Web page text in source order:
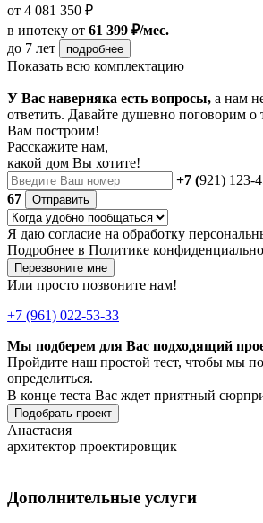
от 4 081 350 ₽
в ипотеку от 61 399 ₽/мес.
до 7 лет
подробнее
Показать всю комплектацию
У Вас наверняка есть вопросы, а нам
ответить. Давайте душевно поговорим
Вам построим!
Расскажите нам,
какой дом Вы хотите!
+7 (921) 123-
67
Отправить
Я даю согласие на обработку
Подробнее в Политике
Перезвоните мне
Или просто позвоните нам!
+7 (961) 022-53-33
Мы подберем для Вас подходящий
Пройдите наш простой тест, чтобы мы
определиться.
В конце теста Вас ждет приятный
Подобрать проект
Анастасия
архитектор проектировщик
Дополнительные услуги